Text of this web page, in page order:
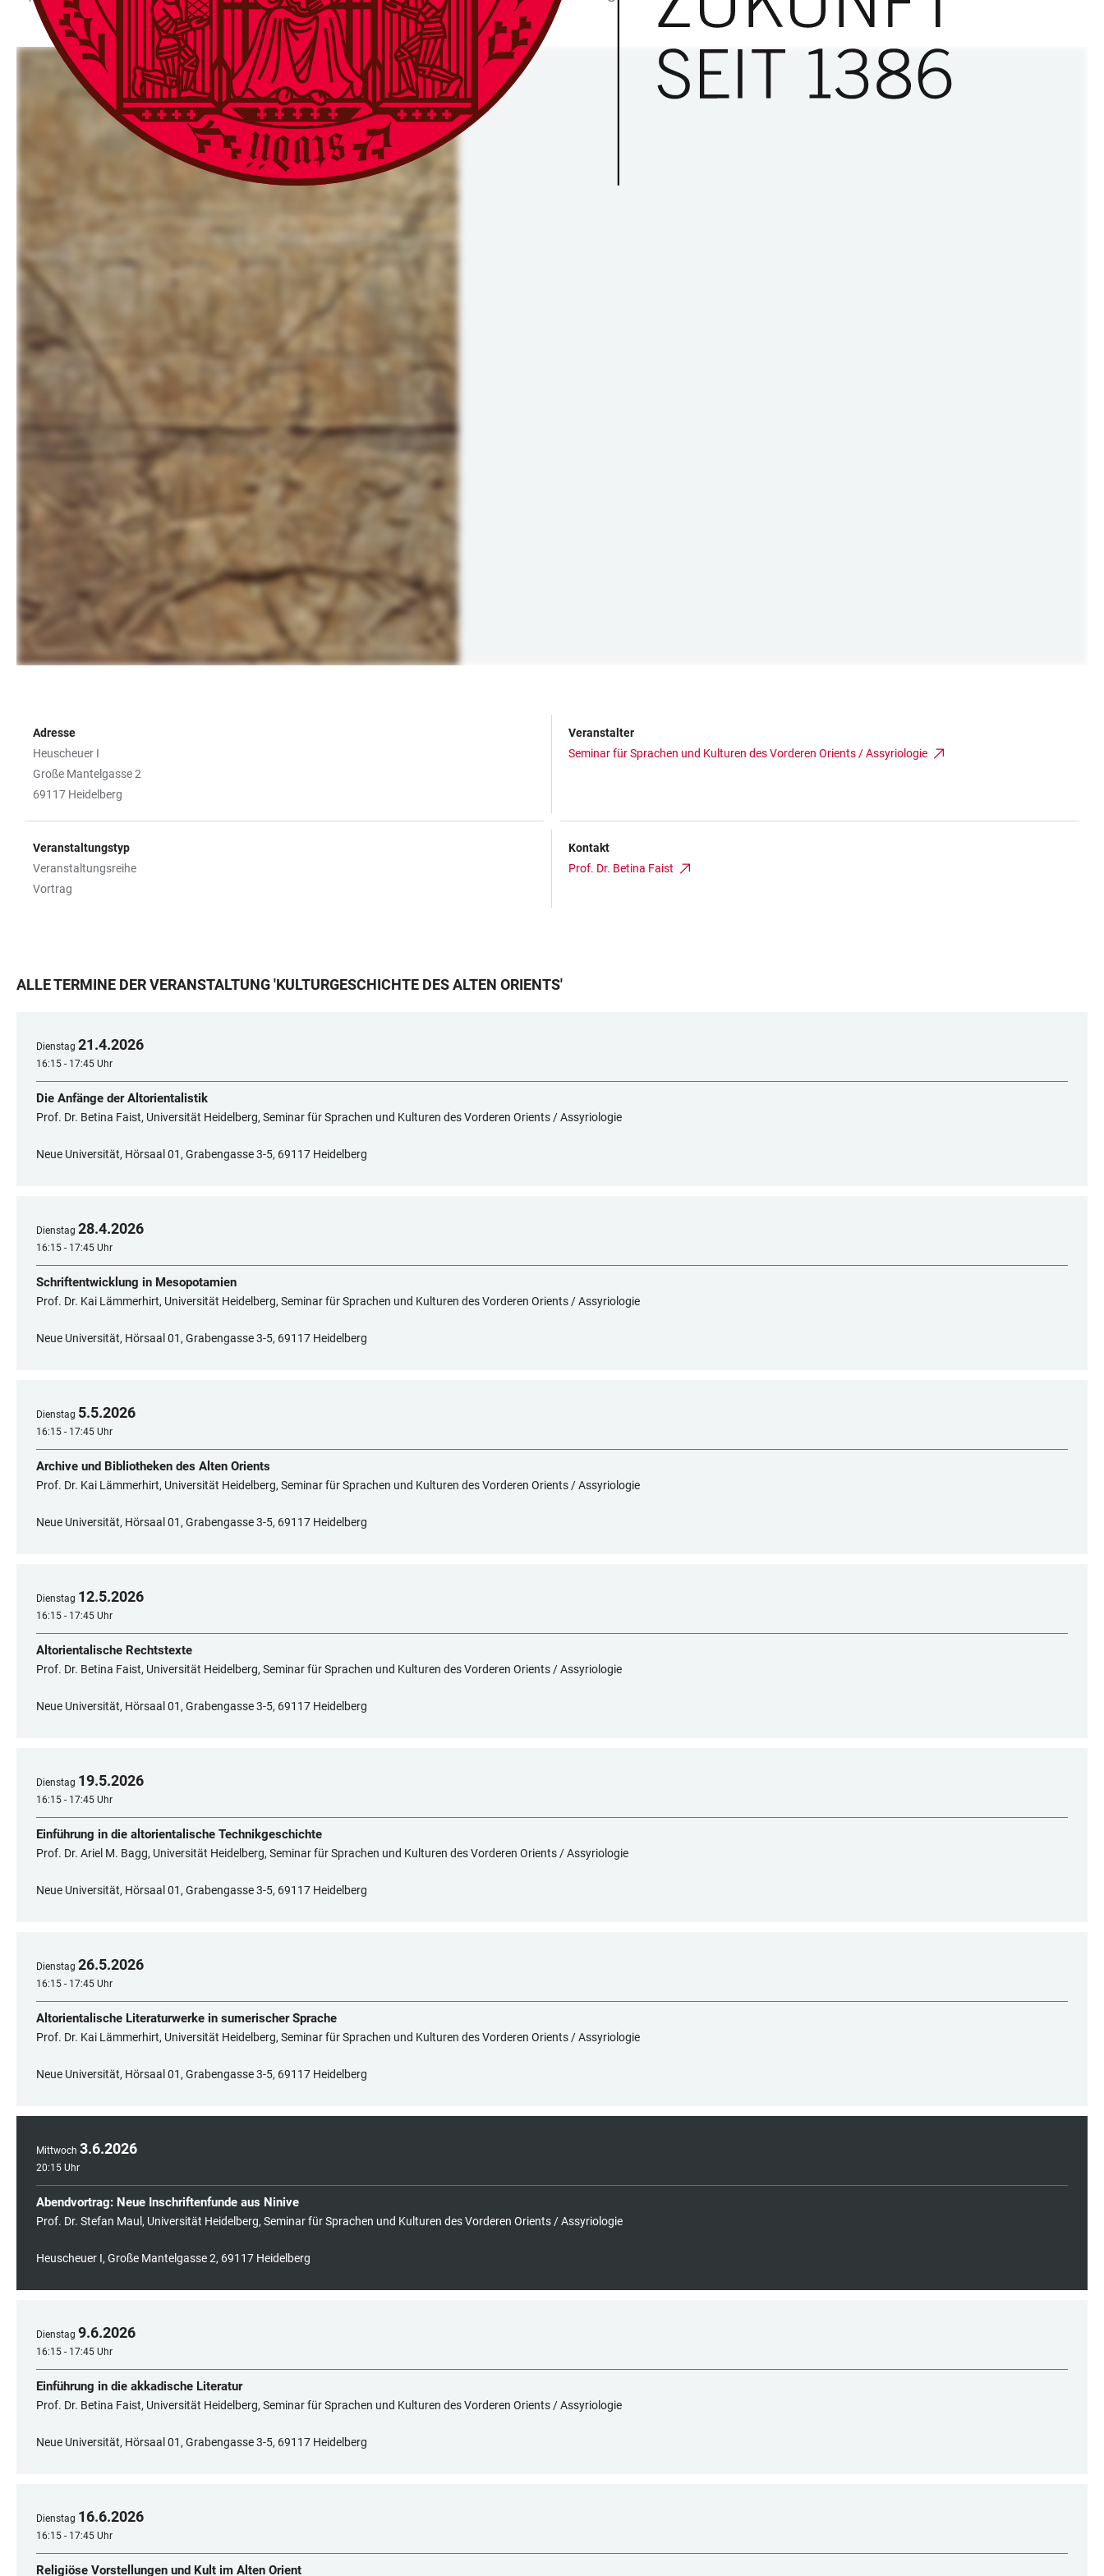
Adresse
Heuscheuer I
Große Mantelgasse 2
69117 Heidelberg
Veranstalter
Seminar für Sprachen und Kulturen des Vorderen Orients / Assyriologie
Veranstaltungstyp
Veranstaltungsreihe
Vortrag
Kontakt
Prof. Dr. Betina Faist
ALLE TERMINE DER VERANSTALTUNG'KULTURGESCHICHTE DES ALTEN ORIENTS'
Dienstag 21.4.2026
16:15 - 17:45 Uhr
Die Anfänge der Altorientalistik
Prof. Dr. Betina Faist, Universität Heidelberg, Seminar für Sprachen und Kulturen des Vorderen Orients / Assyriologie
Neue Universität, Hörsaal 01, Grabengasse 3-5, 69117 Heidelberg
Dienstag 28.4.2026
16:15 - 17:45 Uhr
Schriftentwicklung in Mesopotamien
Prof. Dr. Kai Lämmerhirt, Universität Heidelberg, Seminar für Sprachen und Kulturen des Vorderen Orients / Assyriologie
Neue Universität, Hörsaal 01, Grabengasse 3-5, 69117 Heidelberg
Dienstag 5.5.2026
16:15 - 17:45 Uhr
Archive und Bibliotheken des Alten Orients
Prof. Dr. Kai Lämmerhirt, Universität Heidelberg, Seminar für Sprachen und Kulturen des Vorderen Orients / Assyriologie
Neue Universität, Hörsaal 01, Grabengasse 3-5, 69117 Heidelberg
Dienstag 12.5.2026
16:15 - 17:45 Uhr
Altorientalische Rechtstexte
Prof. Dr. Betina Faist, Universität Heidelberg, Seminar für Sprachen und Kulturen des Vorderen Orients / Assyriologie
Neue Universität, Hörsaal 01, Grabengasse 3-5, 69117 Heidelberg
Dienstag 19.5.2026
16:15 - 17:45 Uhr
Einführung in die altorientalische Technikgeschichte
Prof. Dr. Ariel M. Bagg, Universität Heidelberg, Seminar für Sprachen und Kulturen des Vorderen Orients / Assyriologie
Neue Universität, Hörsaal 01, Grabengasse 3-5, 69117 Heidelberg
Dienstag 26.5.2026
16:15 - 17:45 Uhr
Altorientalische Literaturwerke in sumerischer Sprache
Prof. Dr. Kai Lämmerhirt, Universität Heidelberg, Seminar für Sprachen und Kulturen des Vorderen Orients / Assyriologie
Neue Universität, Hörsaal 01, Grabengasse 3-5, 69117 Heidelberg
Mittwoch 3.6.2026
20:15 Uhr
Abendvortrag: Neue Inschriftenfunde aus Ninive
Prof. Dr. Stefan Maul, Universität Heidelberg, Seminar für Sprachen und Kulturen des Vorderen Orients / Assyriologie
Heuscheuer I, Große Mantelgasse 2, 69117 Heidelberg
Dienstag 9.6.2026
16:15 - 17:45 Uhr
Einführung in die akkadische Literatur
Prof. Dr. Betina Faist, Universität Heidelberg, Seminar für Sprachen und Kulturen des Vorderen Orients / Assyriologie
Neue Universität, Hörsaal 01, Grabengasse 3-5, 69117 Heidelberg
Dienstag 16.6.2026
16:15 - 17:45 Uhr
Religiöse Vorstellungen und Kult im Alten Orient